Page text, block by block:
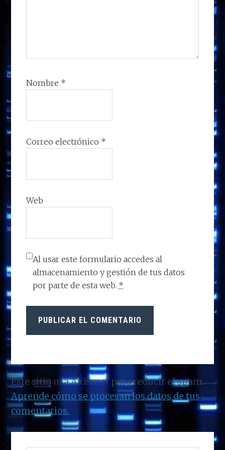
Nombre *
Correo electrónico *
Web
Al usar este formulario accedes al
almacenamiento y gestión de tus datos
por parte de esta web. *
Este sitio usa Akismet para reducir el spam.
Aprende cómo se procesan los datos de tus
comentarios.
BARRA